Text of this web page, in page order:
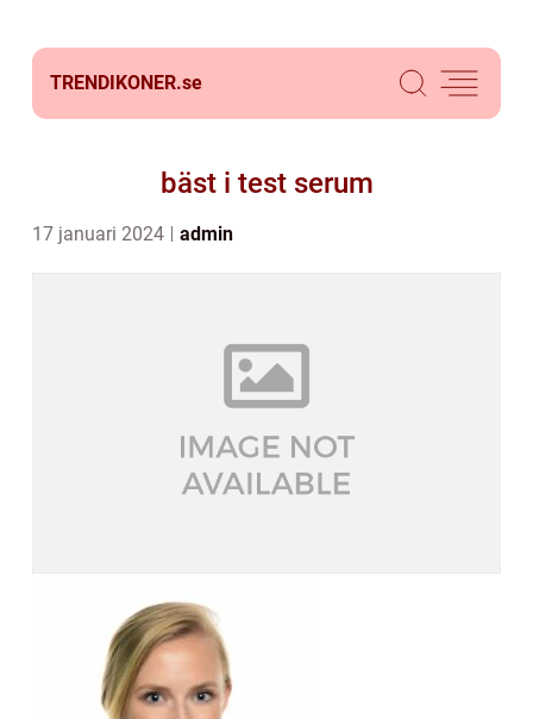
TRENDIKONER.se
bäst i test serum
17 januari 2024 admin